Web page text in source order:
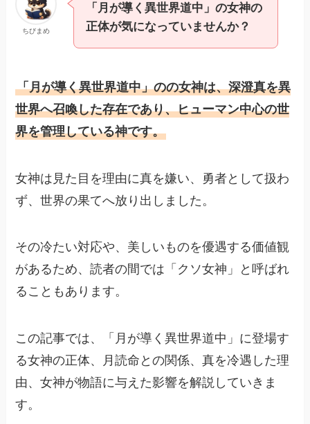
ちびまめ
「月が導く異世界道中」の女神の
正体が気になっていませんか？
「月が導く異世界道中」のの女神は、深澄真を異
世界へ召喚した存在であり、ヒューマン中心の世
界を管理している神です。
女神は見た目を理由に真を嫌い、勇者として扱わ
ず、世界の果てへ放り出しました。
その冷たい対応や、美しいものを優遇する価値観
があるため、読者の間では「クソ女神」と呼ばれ
ることもあります。
この記事では、「月が導く異世界道中」に登場す
る女神の正体、月読命との関係、真を冷遇した理
由、女神が物語に与えた影響を解説していきま
す。